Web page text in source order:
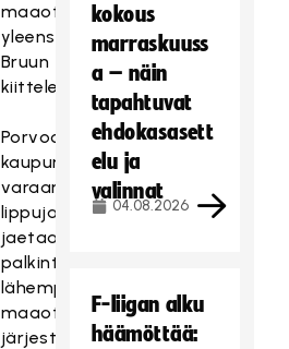
maaotteluissa
yleensä,
Bruun
kiittelee.
Porvoon
kaupungin
varaamia
lippuja
jaetaan
palkintoina
lähempänä
maaotteluja
järjestettävien
kokous
marraskuuss
a – näin
tapahtuvat
ehdokasasett
elu ja
valinnat
04.08.2026
F-liigan alku
häämöttää: